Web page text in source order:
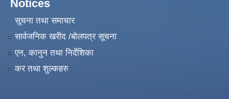
Notices
सूचना तथा समाचार
सार्वजनिक खरीद /बोलपत्र सूचना
एन, कानुन तथा निर्देशिका
कर तथा शुल्कहरु